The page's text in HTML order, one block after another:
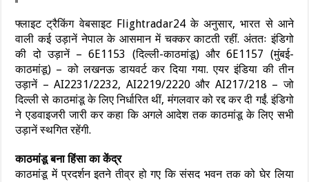
फ्लाइट ट्रैकिंग वेबसाइट Flightradar24 के अनुसार, भारत से आने
वाली कई उड़ानें नेपाल के आसमान में चक्कर काटती रहीं. अंततः इंडिगो
की दो उड़ानें – 6E1153 (दिल्ली-काठमांडू) और 6E1157 (मुंबई-
काठमांडू) – को लखनऊ डायवर्ट कर दिया गया. एयर इंडिया की तीन
उड़ानें – AI2231/2232, AI2219/2220 और AI217/218 – जो
दिल्ली से काठमांडू के लिए निर्धारित थीं, मंगलवार को रद्द कर दी गईं. इंडिगो
ने एडवाइजरी जारी कर कहा कि अगले आदेश तक काठमांडू के लिए सभी
उड़ानें स्थगित रहेंगी.
काठमांडू बना हिंसा का केंद्र
काठमांडू में प्रदर्शन इतने तीव्र हो गए कि संसद भवन तक को घेर लिया